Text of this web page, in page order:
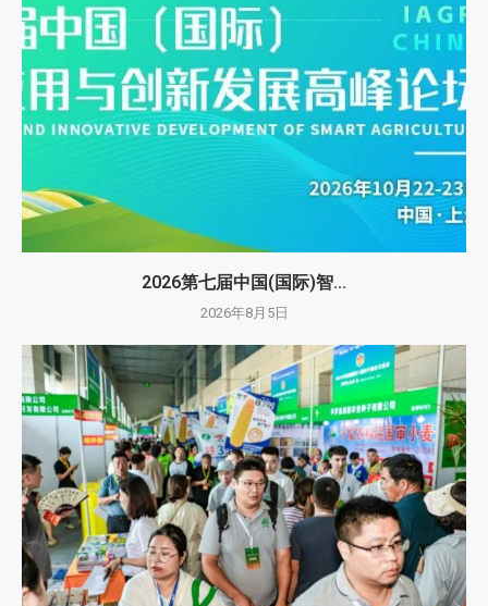
2026第七届中国(国际)智...
2026年8月5日